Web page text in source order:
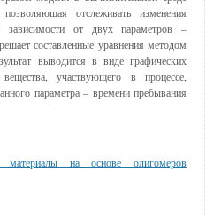
отслеживать изменения
зависимости от двух параметров –
составленные уравнения методом
выводится в виде графических
участвующего в процессе,
параметра – времени пребывания
материалы на основе олигомеров